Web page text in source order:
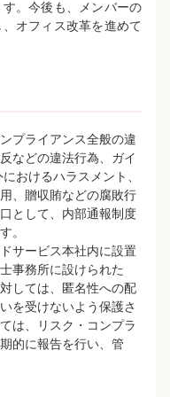
。今後も、メンバーの
オフィス改革を進めて
プライアンス全般の違
などの違法行為、ガイ
おけるハラスメント、
、贈収賄などの腐敗行
として、内部通報制度
。
サービス本社内に設置
事務所に設けられた
しては、匿名性への配
を受けないよう保護さ
は、リスク・コンプラ
的に報告を行い、管